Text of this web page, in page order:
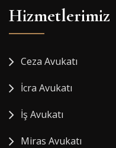
Hizmetlerimiz
Ceza Avukatı
İcra Avukatı
İş Avukatı
Miras Avukatı